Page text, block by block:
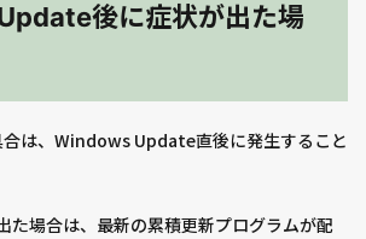
後に症状が出た場
は、Windows Update直後に発生すること
た場合は、最新の累積更新プログラムが配